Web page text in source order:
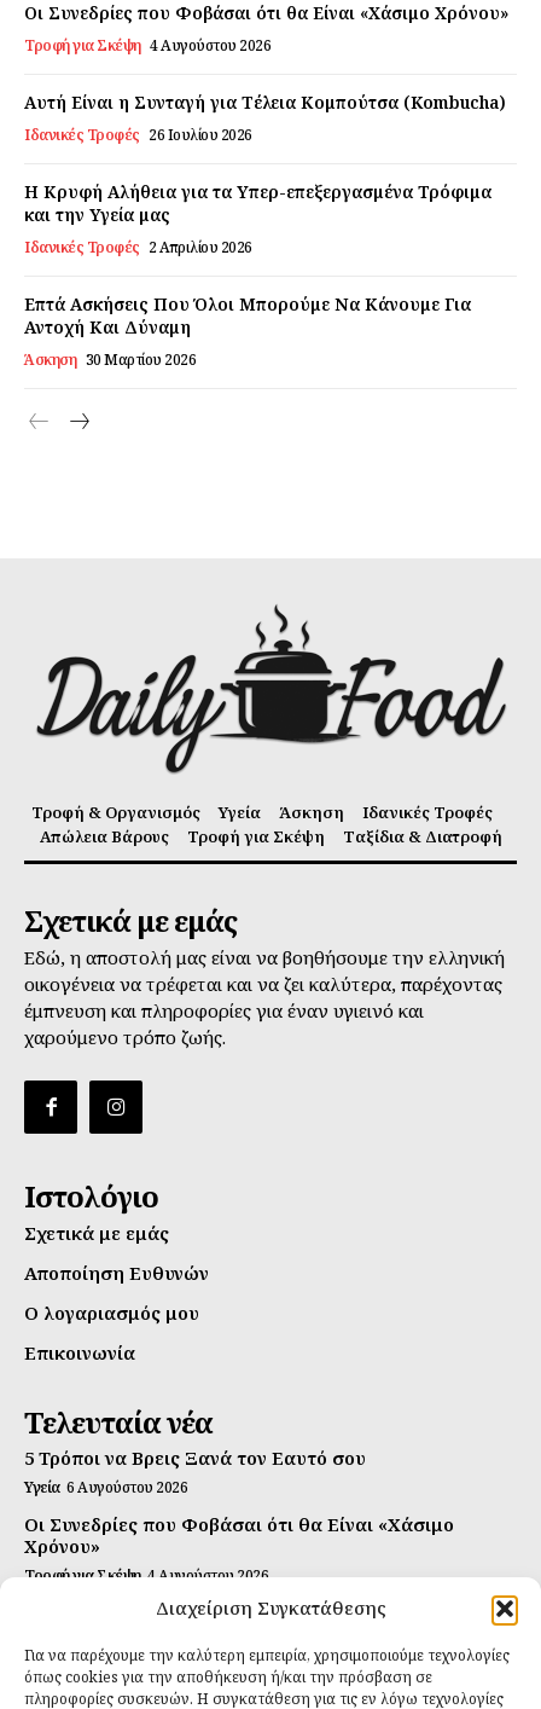
Διαχείριση Συγκατάθεσης
Για να παρέχουμε την καλύτερη εμπειρία, χρησιμοποιούμε τεχνολογίες
όπως cookies για την αποθήκευση ή/και την πρόσβαση σε
πληροφορίες συσκευών. Η συγκατάθεση για τις εν λόγω τεχνολογίες
Οι Συνεδρίες που Φοβάσαι ότι θα Είναι «Χάσιμο Χρόνου»
Τροφή για Σκέψη 4 Αυγούστου 2026
Αυτή Είναι η Συνταγή για Τέλεια Κομπούτσα (Kombucha)
Ιδανικές Τροφές 26 Ιουλίου 2026
Η Κρυφή Αλήθεια για τα Υπερ-επεξεργασμένα Τρόφιμα
και την Υγεία μας
Ιδανικές Τροφές 2 Απριλίου 2026
Επτά Ασκήσεις Που Όλοι Μπορούμε Να Κάνουμε Για
Αντοχή Και Δύναμη
Άσκηση 30 Μαρτίου 2026
Τροφή & Οργανισμός Υγεία Άσκηση
Ιδανικές Τροφές
Απώλεια Βάρους
Τροφή για Σκέψη Ταξίδια & Διατροφή
Σχετικά με εμάς
Εδώ, η αποστολή μας είναι να βοηθήσουμε την ελληνική
οικογένεια να τρέφεται και να ζει καλύτερα, παρέχοντας
έμπνευση και πληροφορίες για έναν υγιεινό και
χαρούμενο τρόπο ζωής.
Ιστολόγιο
Σχετικά με εμάς
Αποποίηση Ευθυνών
Ο λογαριασμός μου
Επικοινωνία
Τελευταία νέα
5 Τρόποι να Βρεις Ξανά τον Εαυτό σου
Υγεία 6 Αυγούστου 2026
Οι Συνεδρίες που Φοβάσαι ότι θα Είναι «Χάσιμο
Χρόνου»
Τροφή για Σκέψη 4 Αυγούστου 2026
Αυτή Είναι η Συνταγή για Τέλεια Κομπούτσα
Ιδανικές Τροφές 26 Ιουλίου 2026